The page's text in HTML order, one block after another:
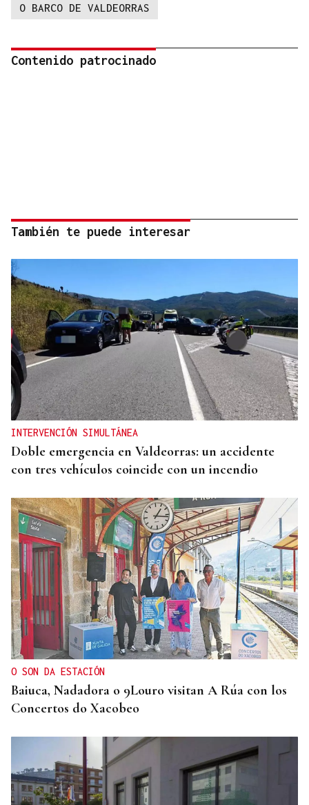
O BARCO DE VALDEORRAS
Contenido patrocinado
También te puede interesar
INTERVENCIÓN SIMULTÁNEA
Doble emergencia en Valdeorras: un accidente
con tres vehículos coincide con un incendio
O SON DA ESTACIÓN
Baiuca, Nadadora o 9Louro visitan A Rúa con los
Concertos do Xacobeo